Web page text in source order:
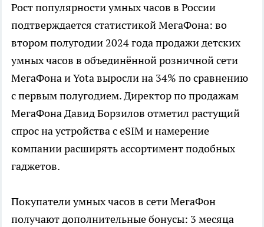
Рост популярности умных часов в России
подтверждается статистикой МегаФона: во
втором полугодии 2024 года продажи детских
умных часов в объединённой розничной сети
МегаФона и Yota выросли на 34% по сравнению
с первым полугодием. Директор по продажам
МегаФона Давид Борзилов отметил растущий
спрос на устройства с eSIM и намерение
компании расширять ассортимент подобных
гаджетов.
Покупатели умных часов в сети МегаФон
получают дополнительные бонусы: 3 месяца